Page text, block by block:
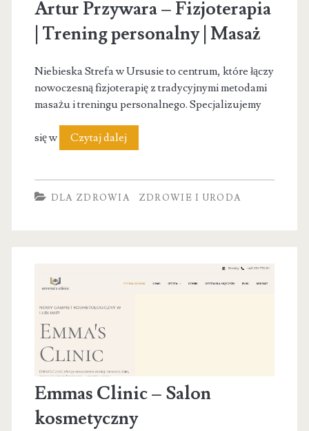
Artur Przywara – Fizjoterapia
| Trening personalny | Masaż
Niebieska Strefa w Ursusie to centrum, które łączy
nowoczesną fizjoterapię z tradycyjnymi metodami
masażu i treningu personalnego. Specjalizujemy
się w Czytaj dalejArtur
personalny
DLA ZDROWIA ZDROWIE I URODA
Emmas Clinic – Salon
kosmetyczny